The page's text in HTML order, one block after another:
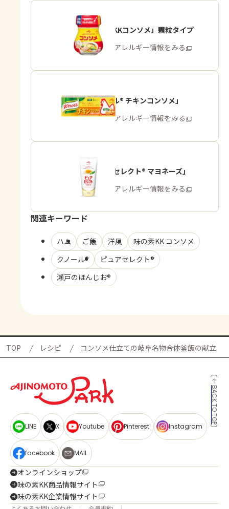
「味の素KKコンソメ」顆粒タイプ
商品・アレルギー情報をみる
「クノール® チキンコンソメ」
商品・アレルギー情報をみる
「ピュアセレクト® マヨネーズ」
商品・アレルギー情報をみる
関連キーワード
ハム ご飯 洋風
味の素KK コンソメ
クノール®
ピュアセレクト®
瀬戸のほんじお®
TOP レシピ コンソメ仕立ての岐阜名物合体釜飯の献立
BACK TO TOP
LINE X Youtube Pinterest Instagram
facebook MAIL
オンラインショップ
味の素KK商品情報サイト
味の素KK企業情報サイト